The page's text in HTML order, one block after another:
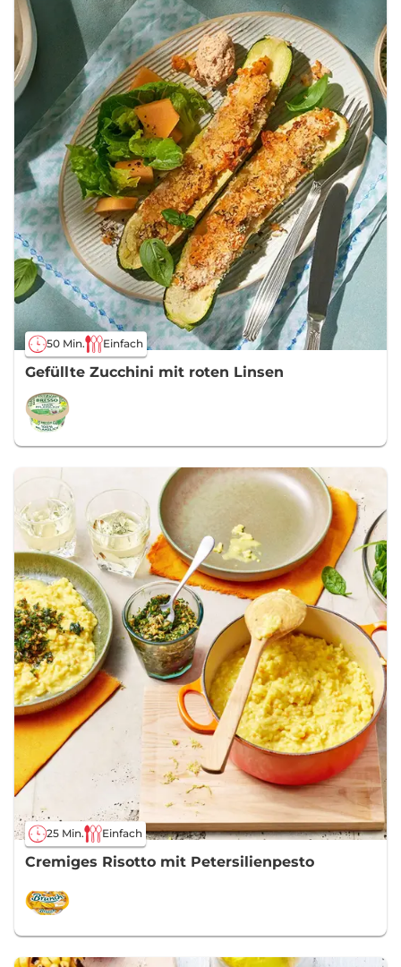
50 Min. Einfach
Gefüllte Zucchini mit roten Linsen
25 Min. Einfach
Cremiges Risotto mit Petersilienpesto